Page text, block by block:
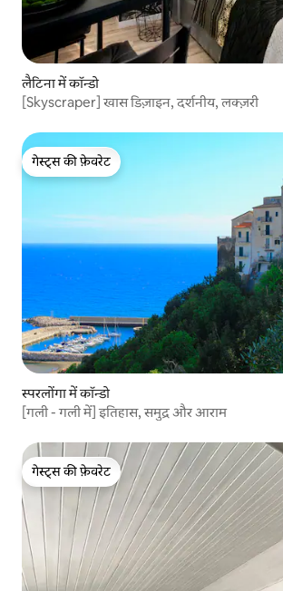
लैटिना में कॉन्डो
[Skyscraper] खास डिज़ाइन, दर्शनीय, लक्ज़री
गेस्ट्स की फ़ेवरेट
गेस्ट्स की फ़ेवरेट
स्परलोंगा में कॉन्डो
[गली - गली में] इतिहास, समुद्र और आराम
गेस्ट्स की फ़ेवरेट
गेस्ट्स की फ़ेवरेट